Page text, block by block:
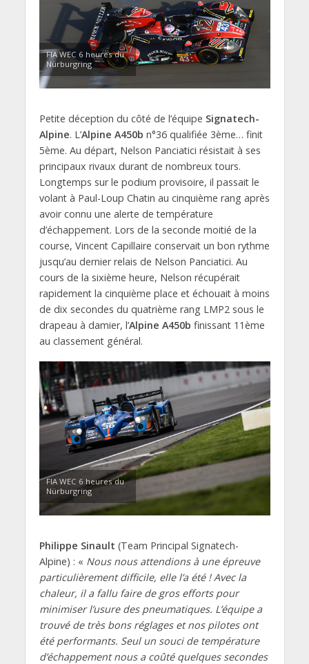
FIA WEC 6 heures du
Nürburgring
Petite déception du côté de l’équipe Signatech-
Alpine. L’Alpine A450b n°36 qualifiée 3ème… finit
5ème. Au départ, Nelson Panciatici résistait à ses
principaux rivaux durant de nombreux tours.
Longtemps sur le podium provisoire, il passait le
volant à Paul-Loup Chatin au cinquième rang après
avoir connu une alerte de température
d’échappement. Lors de la seconde moitié de la
course, Vincent Capillaire conservait un bon rythme
jusqu’au dernier relais de Nelson Panciatici. Au
cours de la sixième heure, Nelson récupérait
rapidement la cinquième place et échouait à moins
de dix secondes du quatrième rang LMP2 sous le
drapeau à damier, l’Alpine A450b finissant 11ème
au classement général.
FIA WEC 6 heures du
Nürburgring
Philippe Sinault (Team Principal Signatech-
Alpine) : « Nous nous attendions à une épreuve
particulièrement difficile, elle l’a été ! Avec la
chaleur, il a fallu faire de gros efforts pour
minimiser l’usure des pneumatiques. L’équipe a
trouvé de très bons réglages et nos pilotes ont
été performants. Seul un souci de température
d’échappement nous a coûté quelques secondes